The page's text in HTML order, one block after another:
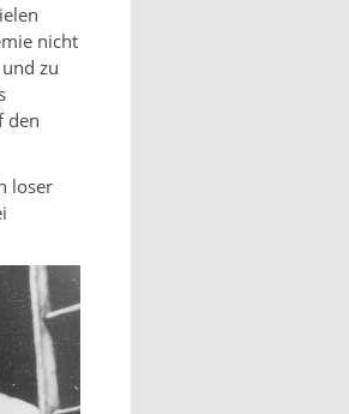
nicht
zu
den
loser